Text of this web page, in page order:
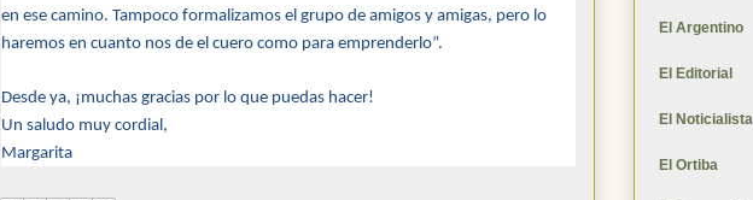
en ese camino. Tampoco formalizamos el grupo de amigos y amigas, pero lo
haremos en cuanto nos de el cuero como para emprenderlo”.
Desde ya, ¡muchas gracias por lo que puedas hacer!
Un saludo muy cordial,
Margarita
El Argentino
El Editorial
El Noticialista
El Ortiba